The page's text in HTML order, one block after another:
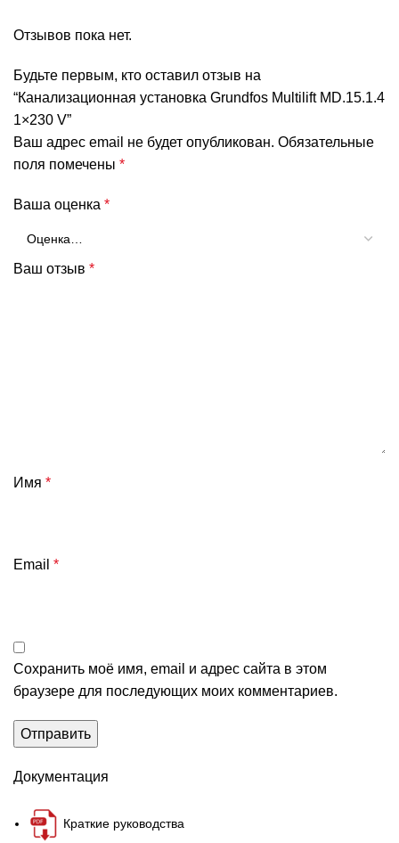
Отзывов пока нет.
Будьте первым, кто оставил отзыв на
“Канализационная установка Grundfos Multilift MD.15.1.4
1×230 V”
Ваш адрес email не будет опубликован. Обязательные
поля помечены *
Ваша оценка *
Ваш отзыв *
Имя *
Email *
Сохранить моё имя, email и адрес сайта в этом
браузере для последующих моих комментариев.
Документация
Краткие руководства